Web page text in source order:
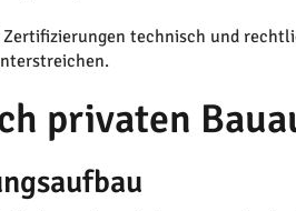
technisch und
privaten